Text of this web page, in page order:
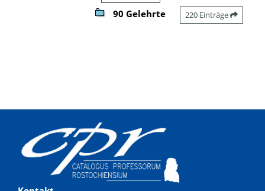
90 Gelehrte 220 Einträge